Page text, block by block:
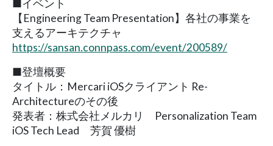
■イベント
【Engineering Team Presentation】各社の事業を
支えるアーキテクチャ
https://sansan.connpass.com/event/200589/
■登壇概要
タイトル：Mercari iOSクライアント Re-
Architectureのその後
発表者：株式会社メルカリ Personalization Team
iOS Tech Lead 芳賀 優樹